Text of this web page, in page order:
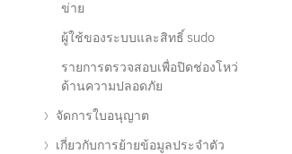
ข่าย
ผู้ใช้ของระบบและสิทธิ์ sudo
รายการตรวจสอบเพื่อปิดช่องโหว่
ด้านความปลอดภัย
จัดการใบอนุญาต
เกี่ยวกับการย้ายข้อมูลประจำตัว